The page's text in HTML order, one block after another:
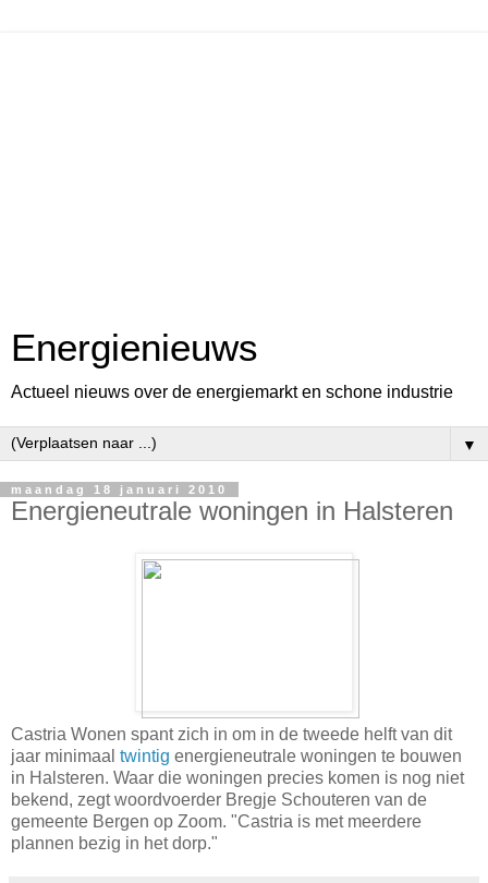
Energienieuws
Actueel nieuws over de energiemarkt en schone industrie
▼
maandag 18 januari 2010
Energieneutrale woningen in Halsteren
Castria Wonen spant zich in om in de tweede helft van dit
jaar minimaal twintig energieneutrale woningen te bouwen
in Halsteren. Waar die woningen precies komen is nog niet
bekend, zegt woordvoerder Bregje Schouteren van de
gemeente Bergen op Zoom. "Castria is met meerdere
plannen bezig in het dorp."